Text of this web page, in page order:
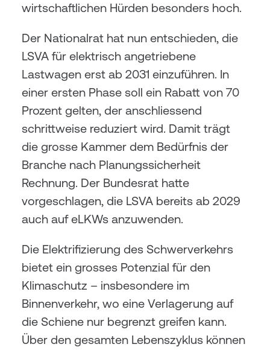
wirtschaftlichen Hürden besonders hoch.
Der Nationalrat hat nun entschieden, die
LSVA für elektrisch angetriebene
Lastwagen erst ab 2031 einzuführen. In
einer ersten Phase soll ein Rabatt von 70
Prozent gelten, der anschliessend
schrittweise reduziert wird. Damit trägt
die grosse Kammer dem Bedürfnis der
Branche nach Planungssicherheit
Rechnung. Der Bundesrat hatte
vorgeschlagen, die LSVA bereits ab 2029
auch auf eLKWs anzuwenden.
Die Elektrifizierung des Schwerverkehrs
bietet ein grosses Potenzial für den
Klimaschutz – insbesondere im
Binnenverkehr, wo eine Verlagerung auf
die Schiene nur begrenzt greifen kann.
Über den gesamten Lebenszyklus können